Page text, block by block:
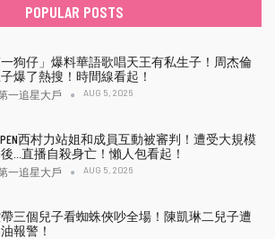
POPULAR POSTS
一狗仔」爆料華語歌唱天王有私生子！周杰倫
爆了熱搜！時間線看起！
一追星大戶 AUG 5, 2026
西村力站姐和成員互動被審判！遭受大規模
…直播自殺身亡！懶人包看起！
一追星大戶 AUG 5, 2026
三個兒子看蜘蛛俠吵全場！陳凱琳二兒子遭
報警！